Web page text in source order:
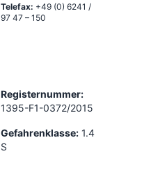
Telefax: +49 (0) 6241 /
97 47 – 150
Registernummer:
1395-F1-0372/2015
Gefahrenklasse: 1.4
S